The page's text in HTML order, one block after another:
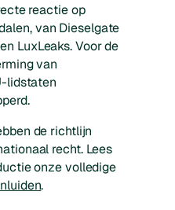
reactie op
van Dieselgate
LuxLeaks. Voor de
van
lidstaten
de richtlijn
recht. Lees
onze volledige
.